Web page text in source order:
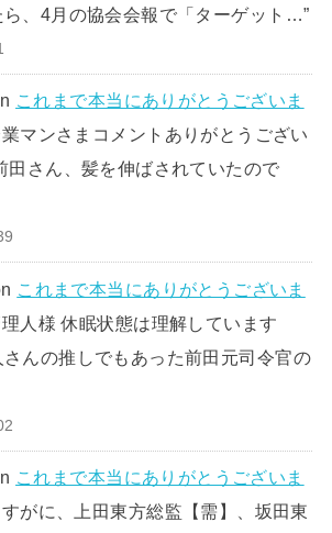
ら、4月の協会会報で「ターゲット… ”
これまで本当にありがとうございま
マンさまコメントありがとうござい
田さん、髪を伸ばされていたので
これまで本当にありがとうございま
人様 休眠状態は理解しています
さんの推しでもあった前田元司令官の
これまで本当にありがとうございま
すがに、上田東方総監【需】、坂田東